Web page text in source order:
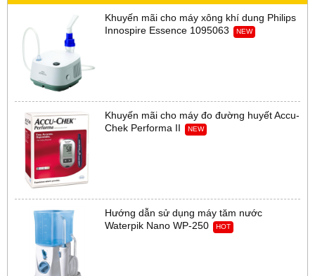
Khuyến mãi cho máy xông khí dung Philips
Innospire Essence 1095063
NEW
Khuyến mãi cho máy đo đường huyết Accu-
Chek Performa II
NEW
Hướng dẫn sử dụng máy tăm nước
Waterpik Nano WP-250
HOT